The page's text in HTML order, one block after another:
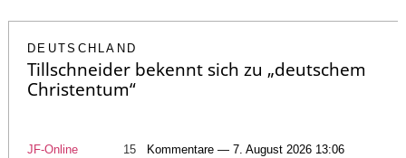
DEUTSCHLAND
Tillschneider bekennt sich zu „deutschem
Christentum“
JF-Online 15 Kommentare — 7. August 2026 13:06